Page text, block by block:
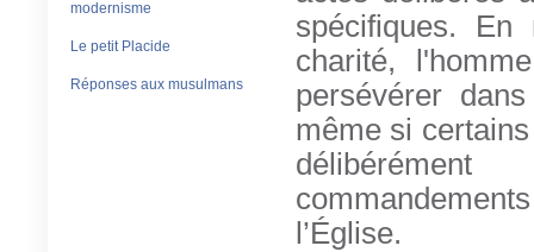
modernisme
Le petit Placide
Réponses aux musulmans
spécifiques.
charité,
persévérer
même si
l’Église.